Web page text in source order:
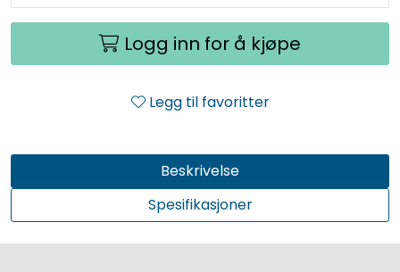
Logg inn for å kjøpe
Legg til favoritter
Beskrivelse
Spesifikasjoner